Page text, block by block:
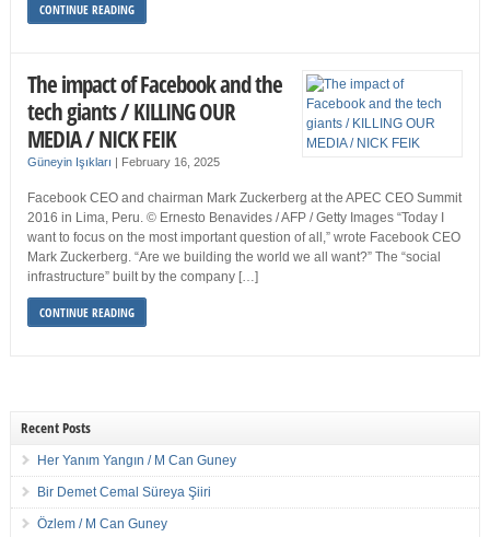
CONTINUE READING
The impact of Facebook and the
tech giants / KILLING OUR
MEDIA / NICK FEIK
Güneyin Işıkları | February 16, 2025
Facebook CEO and chairman Mark Zuckerberg at the APEC CEO Summit
2016 in Lima, Peru. © Ernesto Benavides / AFP / Getty Images “Today I
want to focus on the most important question of all,” wrote Facebook CEO
Mark Zuckerberg. “Are we building the world we all want?” The “social
infrastructure” built by the company […]
CONTINUE READING
Recent Posts
Her Yanım Yangın / M Can Guney
Bir Demet Cemal Süreya Şiiri
Özlem / M Can Guney